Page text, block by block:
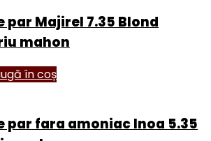
par Majirel 7.35 Blond
mahon
în coș
par fara amoniac Inoa 5.35